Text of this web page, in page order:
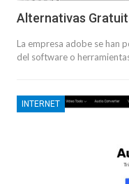
Alternativas
La empresa adobe se han
del software o
INTERNET